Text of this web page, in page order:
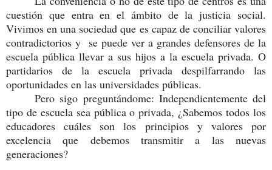
cuestión que entra en el ámbito de la justicia social.
Vivimos en una sociedad que es capaz de conciliar valores
contradictorios y se puede ver a grandes defensores de la
escuela pública llevar a sus hijos a la escuela privada. O
partidarios de la escuela privada despilfarrando las
oportunidades en las universidades públicas.
Pero sigo preguntándome: Independientemente del
tipo de escuela sea pública o privada, ¿Sabemos todos los
educadores cuáles son los principios y valores por
excelencia que debemos transmitir a las nuevas
generaciones?